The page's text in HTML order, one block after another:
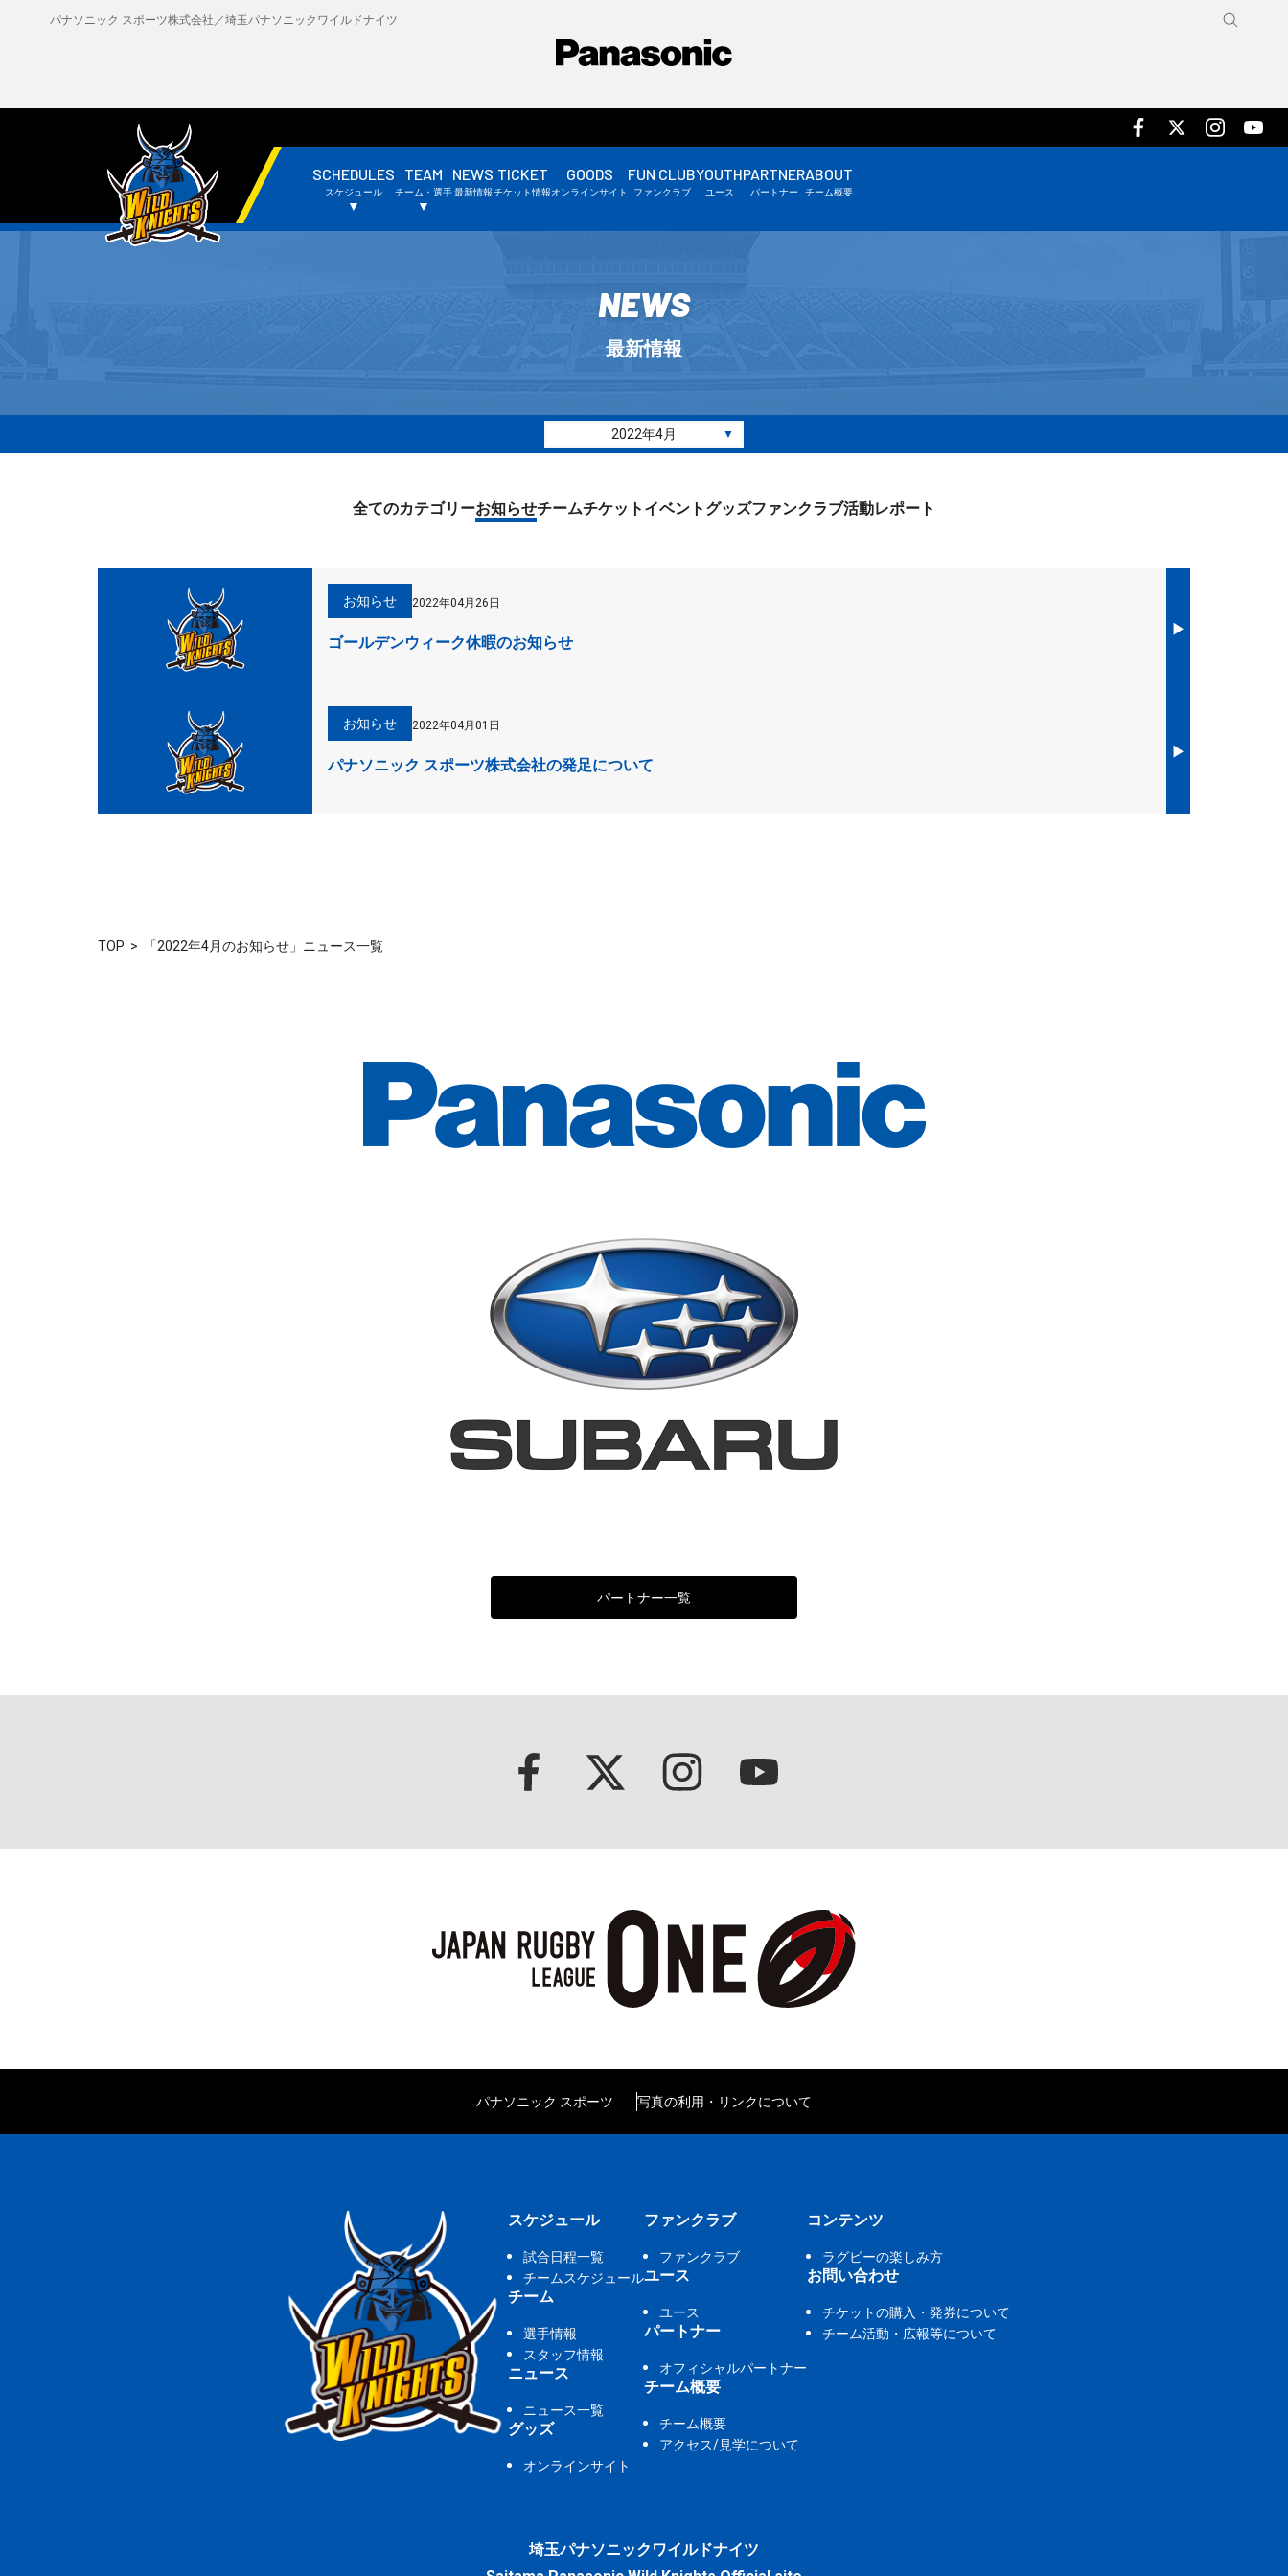
パナソニック スポーツ株式会社／埼玉パナソニックワイルドナイツ
SCHEDULES
スケジュール
▼
TEAM
チーム・選手
▼
NEWS
最新情報
TICKET
チケット情報
GOODS
オンラインサイト
FUN CLUB
ファンクラブ
YOUTH
ユース
PARTNER
パートナー
ABOUT
チーム概要
・試合日程・結果
・チームスケジュール
・選手情報
・スタッフ情報
NEWS
最新情報
2022年4月 ▼
全てのカテゴリーお知らせチームチケット イベント グッズファンクラブ活動レポート
お知らせ 2022年04月26日
ゴールデンウィーク休暇のお知らせ
▶︎
お知らせ 2022年04月01日
パナソニック スポーツ株式会社の発足について
▶︎
TOP 「2022年4月のお知らせ」ニュース一覧
パートナー一覧
パナソニック スポーツ 写真の利用・リンクについて
スケジュール
試合日程一覧
チームスケジュール
チーム
選手情報
スタッフ情報
ニュース
ニュース一覧
グッズ
オンラインサイト
ファンクラブ
ファンクラブ
ユース
ユース
パートナー
オフィシャルパートナー
チーム概要
チーム概要
アクセス/見学について
コンテンツ
ラグビーの楽しみ方
お問い合わせ
チケットの購入・発券について
チーム活動・広報等について
埼玉パナソニックワイルドナイツ